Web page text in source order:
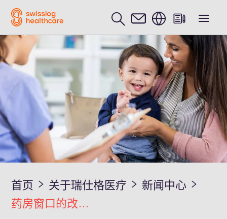
中文 / Chinese
首页 关于瑞仕格医疗
新闻中心
药房窗口的改变：智能化药品分发系统助力提升医院效率